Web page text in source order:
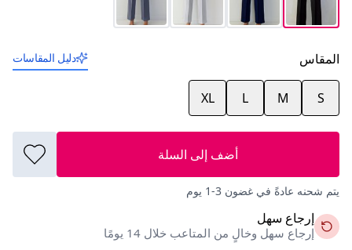
المقاس دليل المقاسات
S
M
L
XL
أضف إلى السلة
يتم شحنه عادةً في غضون 3-1 يوم
إرجاع سهل
إرجاع سهل وخالٍ من المتاعب خلال 14 يومًا